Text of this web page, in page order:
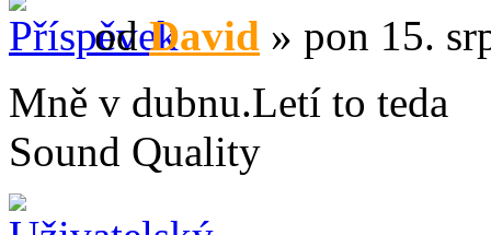
odDavid » pon 15.
Mně v dubnu.Letí to teda
Sound Quality